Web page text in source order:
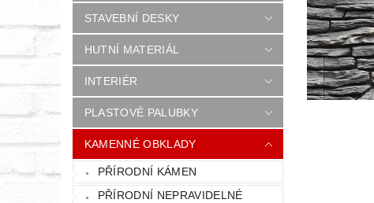
STAVEBNÍ DESKY
HUTNÍ MATERIÁL
INTERIÉR
PLASTOVÉ PALUBKY
KAMENNÉ OBKLADY
PŘÍRODNÍ KÁMEN
PŘÍRODNÍ NEPRAVIDELNÉ